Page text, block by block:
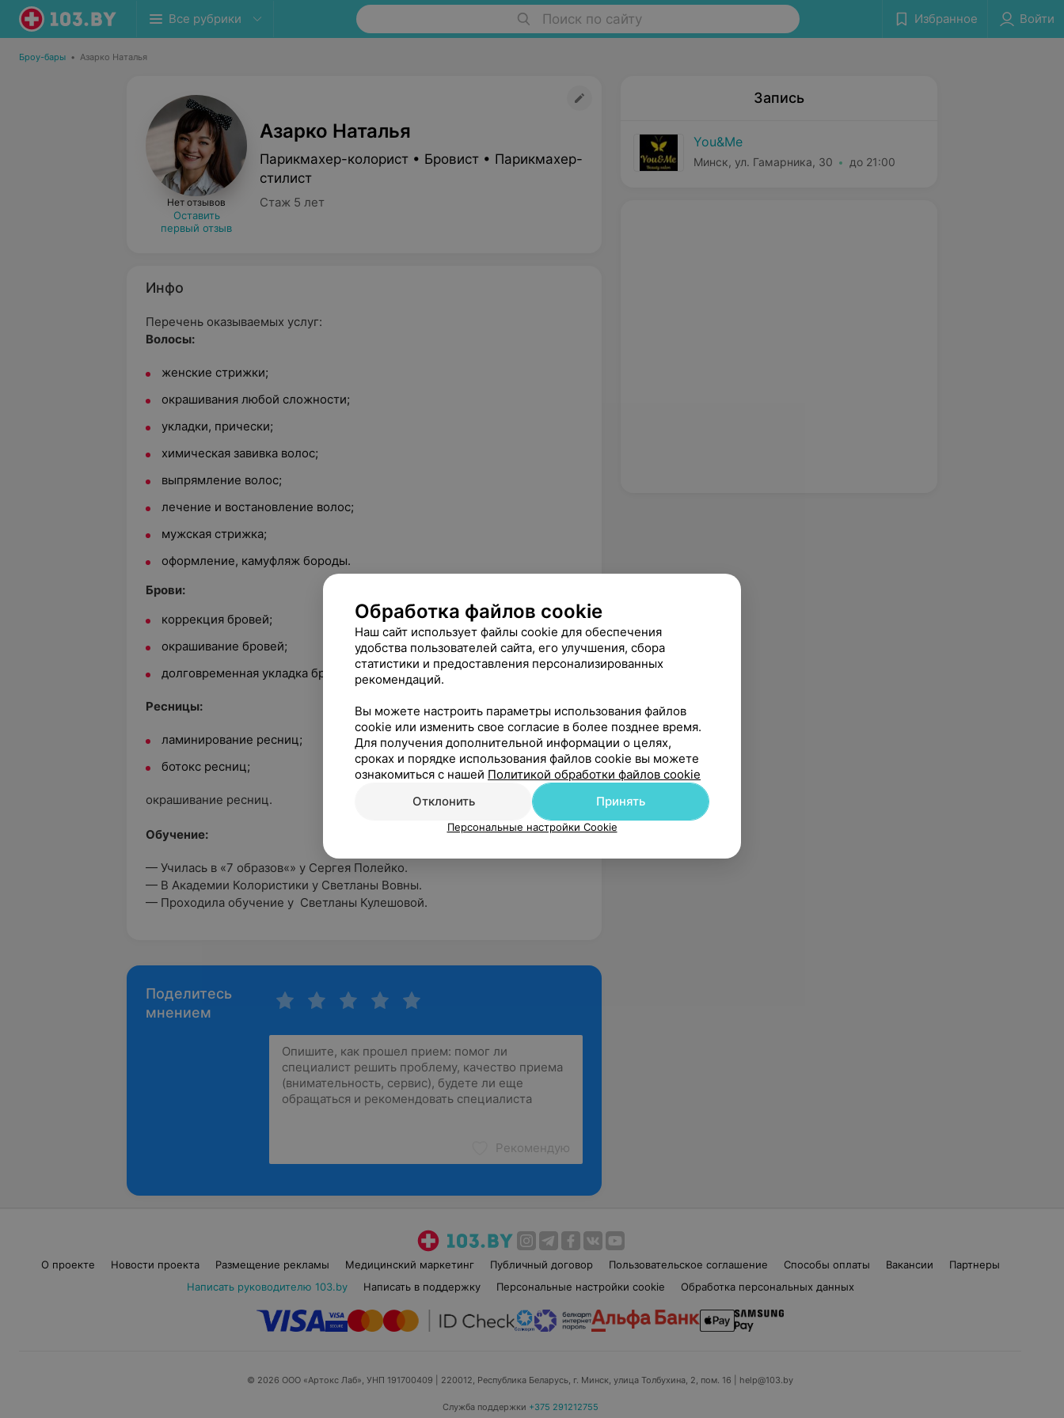
Все рубрики Поиск по сайту Избранное Войти
Броу-бары • Азарко Наталья
Нет отзывов
Оставить
первый отзыв
Азарко Наталья
Парикмахер-колорист • Бровист • Парикмахер-
стилист
Стаж 5 лет
Инфо
Перечень оказываемых услуг:
Волосы:
женские стрижки;
окрашивания любой сложности;
укладки, прически;
химическая завивка волос;
выпрямление волос;
лечение и востановление волос;
мужская стрижка;
оформление, камуфляж бороды.
Брови:
коррекция бровей;
окрашивание бровей;
долговременная укладка бровей.
Ресницы:
ламинирование ресниц;
ботокс ресниц;
окрашивание ресниц.
Обучение:
— Училась в «‎7 образов«» у Сергея Полейко.
— В Академии Колористики у Светланы Вовны.
— Проходила обучение у Светланы Кулешовой.
Поделитесь
мнением
Рекомендую
Запись
You&Me
Минск, ул. Гамарника, 30 до 21:00
О проекте Новости проекта Размещение рекламы Медицинский маркетинг Публичный договор Пользовательское соглашение Способы оплаты Вакансии
Партнеры
Написать руководителю 103.by
Написать в поддержку Персональные настройки cookie Обработка персональных данных
© 2026 ООО «Артокс Лаб», УНП 191700409 | 220012, Республика Беларусь, г. Минск, улица Толбухина, 2, пом. 16 | help@103.by
Служба поддержки +375 291212755
Обработка файлов cookie
Наш сайт использует файлы cookie для обеспечения
удобства пользователей сайта, его улучшения, сбора
статистики и предоставления персонализированных
рекомендаций.
Вы можете настроить параметры использования файлов
cookie или изменить свое согласие в более позднее время.
Для получения дополнительной информации о целях,
сроках и порядке использования файлов cookie вы можете
ознакомиться с нашей Политикой обработки файлов cookie
Отклонить
Принять
Персональные настройки Cookie